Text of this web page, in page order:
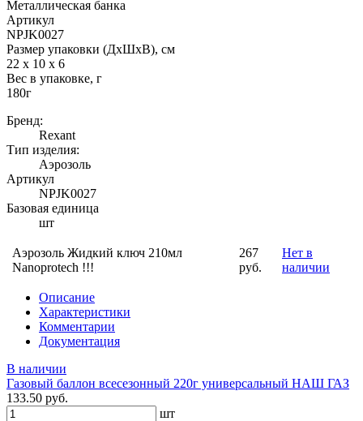
Металлическая банка
Артикул
NPJK0027
Размер упаковки (ДхШхВ), см
22 x 10 x 6
Вес в упаковке, г
180г
Бренд:
Rexant
Тип изделия:
Аэрозоль
Артикул
NPJK0027
Базовая единица
шт
Аэрозоль Жидкий ключ 210мл
Nanoprotech !!!
267
руб.
Нет в
наличии
Описание
Характеристики
Комментарии
Документация
В наличии
Газовый баллон всесезонный 220г универсальный НАШ ГАЗ
133.50 руб.
шт